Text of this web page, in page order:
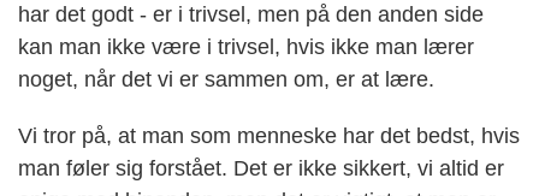
har det godt - er i trivsel, men på den anden side
kan man ikke være i trivsel, hvis ikke man lærer
noget, når det vi er sammen om, er at lære.
Vi tror på, at man som menneske har det bedst, hvis
man føler sig forstået. Det er ikke sikkert, vi altid er